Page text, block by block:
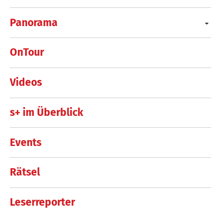
Panorama
OnTour
Videos
s+ im Überblick
Events
Rätsel
Leserreporter